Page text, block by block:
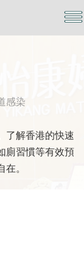
感染
了解香港的快速
廁習慣等有效預
。